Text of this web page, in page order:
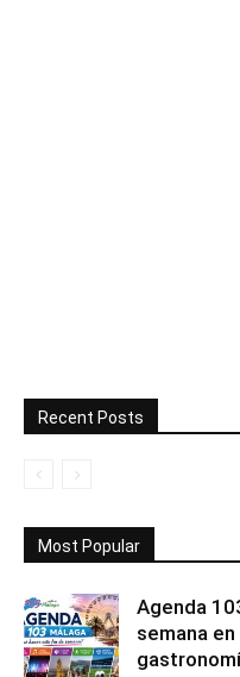
Recent Posts
Most Popular
Agenda
semana